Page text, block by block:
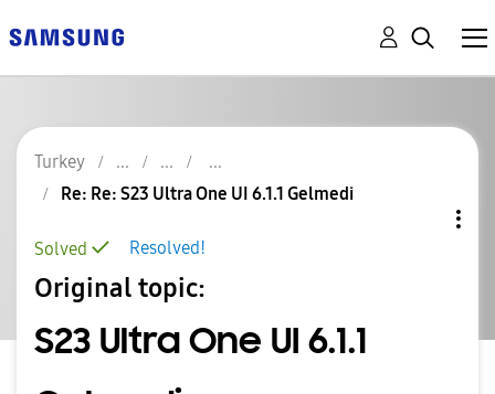
Turkey
Re: Re: S23 Ultra One UI 6.1.1 Gelmedi
Resolved!
Solved
Original topic:
S23 Ultra One UI 6.1.1